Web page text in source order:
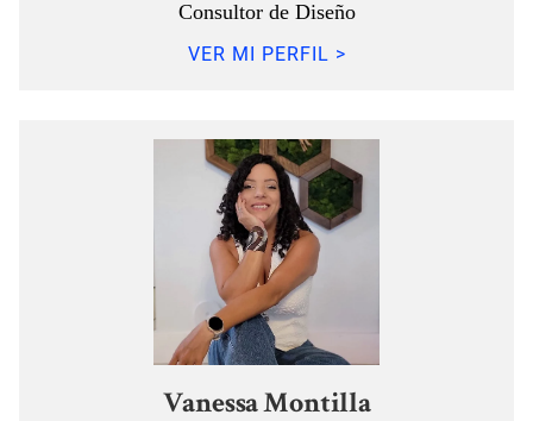
Consultor de Diseño
VER MI PERFIL >
Vanessa Montilla